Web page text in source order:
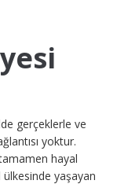
gerçeklerle ve
yoktur.
hayal
yaşayan